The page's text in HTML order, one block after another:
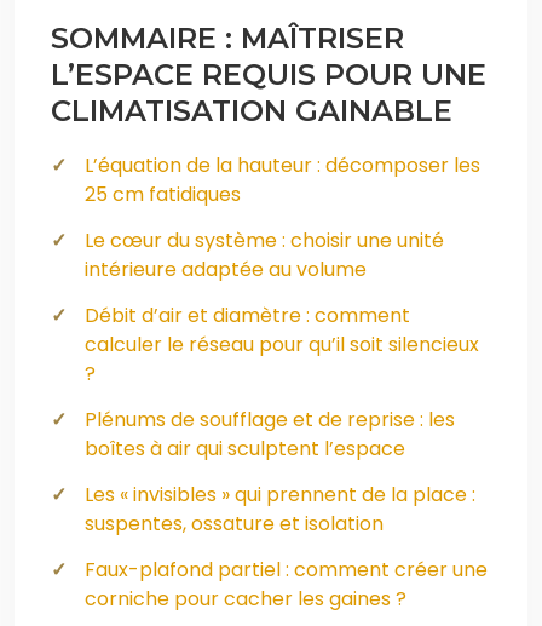
SOMMAIRE : MAÎTRISER
L’ESPACE REQUIS POUR UNE
CLIMATISATION GAINABLE
L’équation de la hauteur : décomposer les
25 cm fatidiques
Le cœur du système : choisir une unité
intérieure adaptée au volume
Débit d’air et diamètre : comment
calculer le réseau pour qu’il soit silencieux
?
Plénums de soufflage et de reprise : les
boîtes à air qui sculptent l’espace
Les « invisibles » qui prennent de la place :
suspentes, ossature et isolation
Faux-plafond partiel : comment créer une
corniche pour cacher les gaines ?